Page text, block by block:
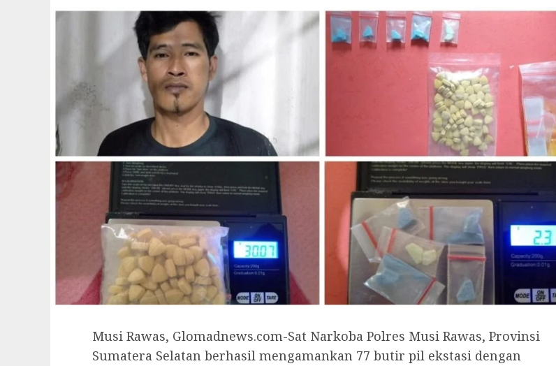
Musi Rawas, Glomadnews.com-Sat Narkoba Polres Musi Rawas, Provinsi
Sumatera Selatan berhasil mengamankan 77 butir pil ekstasi dengan